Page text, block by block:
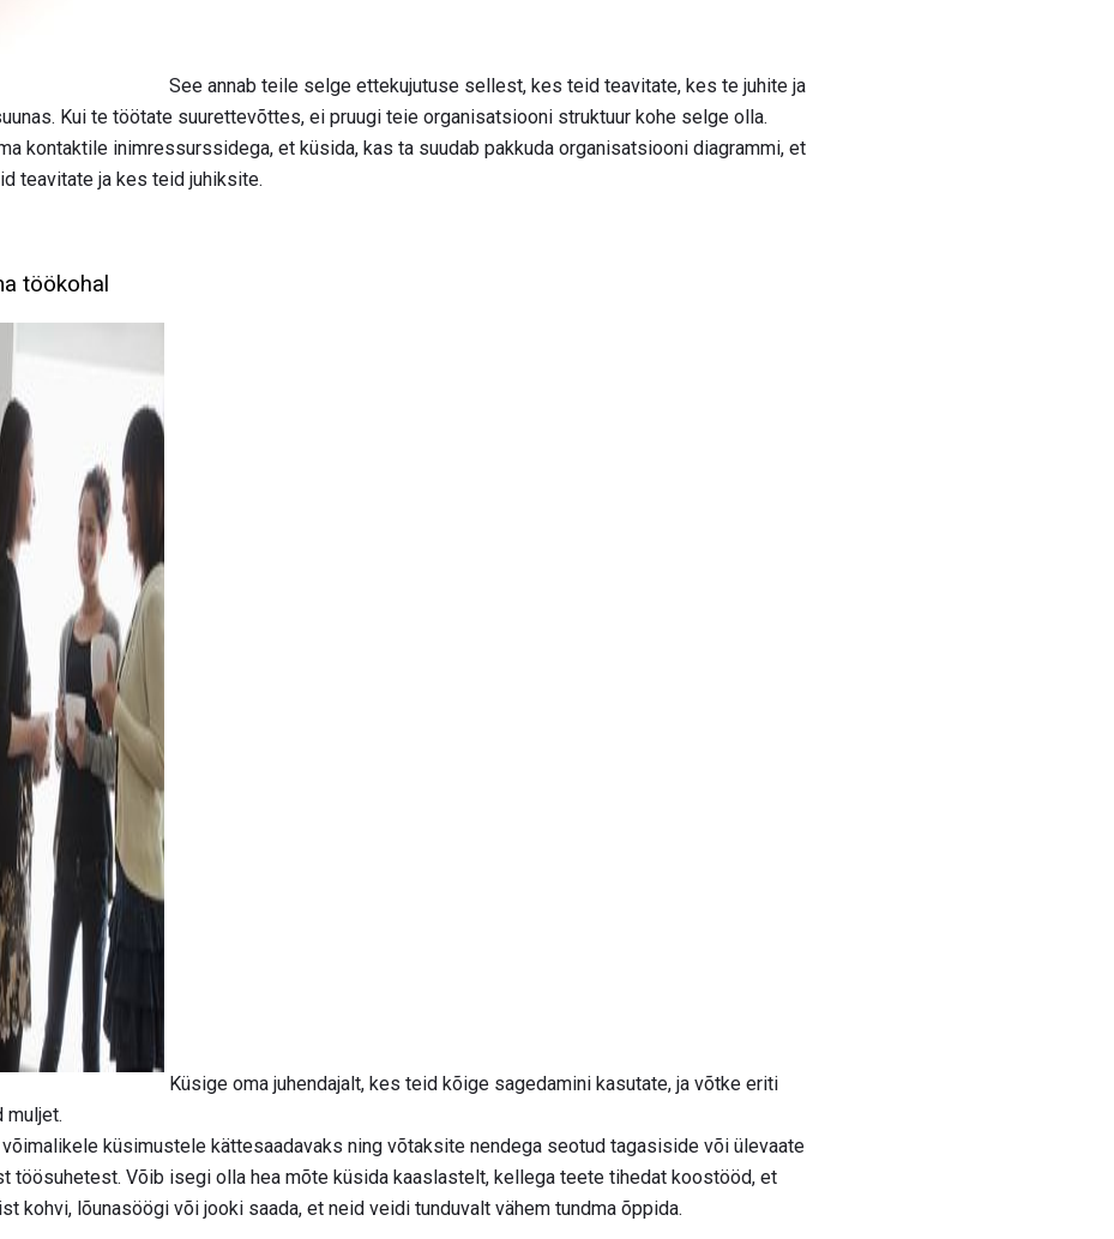
See annab teile selge ettekujutuse sellest, kes teid teavitate, kes te juhite ja
Kui te töötate suurettevõttes, ei pruugi teie organisatsiooni struktuur kohe selge olla.
kontaktile inimressurssidega, et küsida, kas ta suudab pakkuda organisatsiooni diagrammi, et
teavitate ja kes teid juhiksite.
töökohal
Küsige oma juhendajalt, kes teid kõige sagedamini kasutate, ja võtke eriti
muljet.
küsimustele kättesaadavaks ning võtaksite nendega seotud tagasiside või ülevaate
töösuhetest. Võib isegi olla hea mõte küsida kaaslastelt, kellega teete tihedat koostööd, et
kohvi, lõunasöögi või jooki saada, et neid veidi tunduvalt vähem tundma õppida.